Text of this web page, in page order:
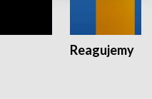
Reagujemy